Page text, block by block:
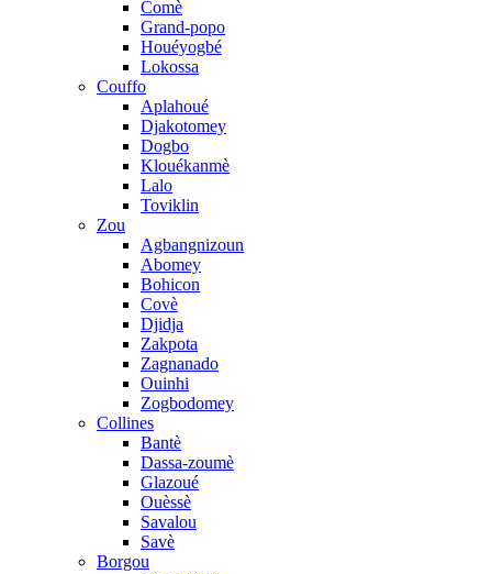
Comè
Grand-popo
Houéyogbé
Lokossa
Couffo
Aplahoué
Djakotomey
Dogbo
Klouékanmè
Lalo
Toviklin
Zou
Agbangnizoun
Abomey
Bohicon
Covè
Djidja
Zakpota
Zagnanado
Ouinhi
Zogbodomey
Collines
Bantè
Dassa-zoumè
Glazoué
Ouèssè
Savalou
Savè
Borgou